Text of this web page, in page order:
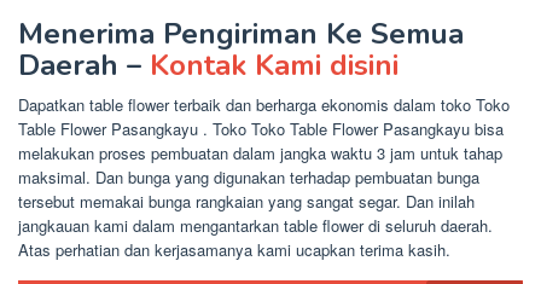
Menerima Pengiriman Ke Semua
Daerah – Kontak Kami disini
Dapatkan table flower terbaik dan berharga ekonomis dalam toko Toko
Table Flower Pasangkayu . Toko Toko Table Flower Pasangkayu bisa
melakukan proses pembuatan dalam jangka waktu 3 jam untuk tahap
maksimal. Dan bunga yang digunakan terhadap pembuatan bunga
tersebut memakai bunga rangkaian yang sangat segar. Dan inilah
jangkauan kami dalam mengantarkan table flower di seluruh daerah.
Atas perhatian dan kerjasamanya kami ucapkan terima kasih.